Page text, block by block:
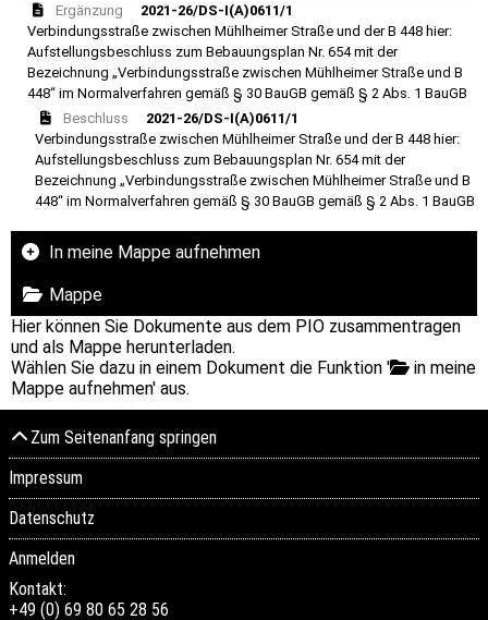
Ergänzung
2021-26/DS-I(A)0611/1
Verbindungsstraße zwischen Mühlheimer Straße und der B 448 hier:
Aufstellungsbeschluss zum Bebauungsplan Nr. 654 mit der
Bezeichnung „Verbindungsstraße zwischen Mühlheimer Straße und B
448“ im Normalverfahren gemäß § 30 BauGB gemäß § 2 Abs. 1 BauGB
Beschluss
2021-26/DS-I(A)0611/1
Verbindungsstraße zwischen Mühlheimer Straße und der B 448 hier:
Aufstellungsbeschluss zum Bebauungsplan Nr. 654 mit der
Bezeichnung „Verbindungsstraße zwischen Mühlheimer Straße und B
448“ im Normalverfahren gemäß § 30 BauGB gemäß § 2 Abs. 1 BauGB
In meine Mappe aufnehmen
Mappe
Hier können Sie Dokumente aus dem PIO zusammentragen
und als Mappe herunterladen.
Wählen Sie dazu in einem Dokument die Funktion '
in meine
Mappe aufnehmen' aus.
Zum Seitenanfang springen
Impressum
Datenschutz
Anmelden
Kontakt:
+49 (0) 69 80 65 28 56